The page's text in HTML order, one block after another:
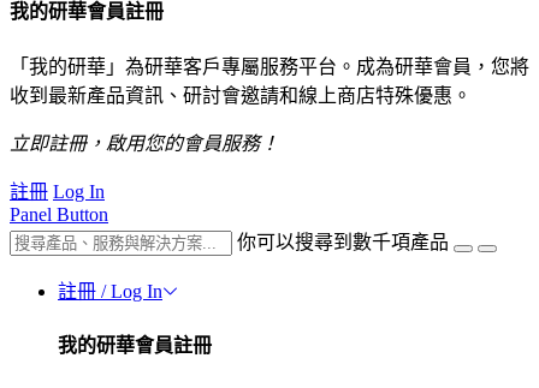
我的研華會員註冊
「我的研華」為研華客戶專屬服務平台。成為研華會員，您將
收到最新產品資訊、研討會邀請和線上商店特殊優惠。
立即註冊，啟用您的會員服務！
註冊 Log In
Panel Button
你可以搜尋到數千項產品
註冊 / Log In
我的研華會員註冊